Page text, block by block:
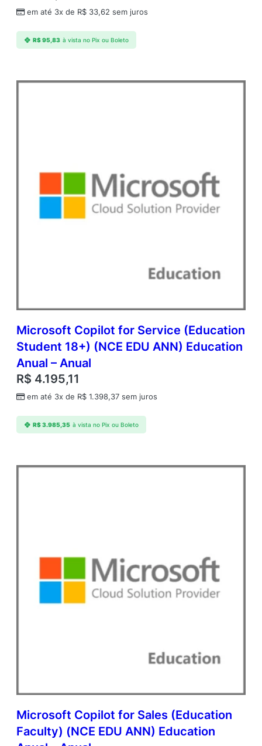
d
em até 3x de R$ 33,62 sem juros
R$95,83 à vista no Pix ou Boleto
Microsoft Copilot for Service (Education
Student 18+) (NCE EDU ANN) Education
Anual – Anual
R$ 4.195,11
em até 3x de R$ 1.398,37 sem juros
R$3.985,35 à vista no Pix ou Boleto
Microsoft Copilot for Sales (Education
Faculty) (NCE EDU ANN) Education